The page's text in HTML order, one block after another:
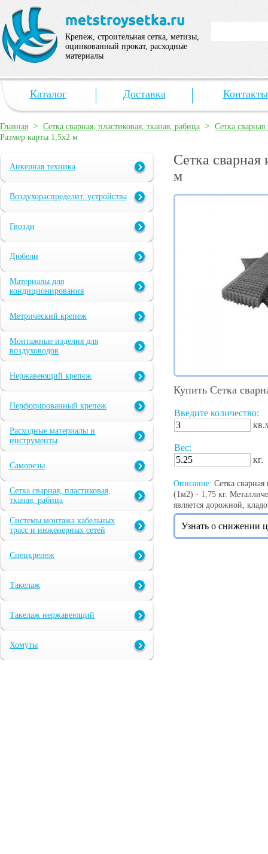
Крепеж, строительная сетка, метизы,
оцинкованный прокат, расходные
материалы
Каталог Доставка Контакты
Главная > Сетка сварная, пластиковая, тканая, рабица > Сетка сварная
Размер карты 1,5х2 м
Анкерная техника
Воздухораспределит. устройства
Гвозди
Дюбели
Материалы для
кондиционирования
Метрический крепеж
Монтажные изделия для
воздуховодов
Нержавеющий крепеж
Перфорированный крепеж
Расходные материалы и
инструменты
Саморезы
Сетка сварная, пластиковая,
тканая, рабица
Системы монтажа кабельных
трасс и инженерных сетей
Спецкрепеж
Такелаж
Такелаж нержавеющий
Хомуты
Сетка
м
Купить Сетка
Введите количество:
Вес:
кг.
Описание: Сетка
(1м2) - 1,75 кг.
является дорожной,
Узнать о снижении